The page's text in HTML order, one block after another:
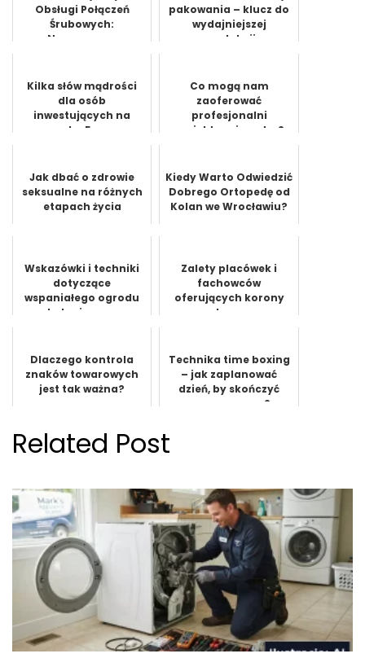
Obsługi Połączeń
Śrubowych:
Nowoczesne
pakowania – klucz do
wydajniejszej
produkcji
Kilka słów mądrości
dla osób
inwestujących na
rynku Forex
Co mogą nam
zaoferować
profesjonalni
projektanci wnętrz?
Jak dbać o zdrowie
seksualne na różnych
etapach życia
Kiedy Warto Odwiedzić
Dobrego Ortopedę od
Kolan we Wrocławiu?
Wskazówki i techniki
dotyczące
wspaniałego ogrodu
ekologicznego
Zalety placówek i
fachowców
oferujących korony
Lava
Dlaczego kontrola
znaków towarowych
jest tak ważna?
Technika time boxing
– jak zaplanować
dzień, by skończyć
pracę na czas?
Related Post